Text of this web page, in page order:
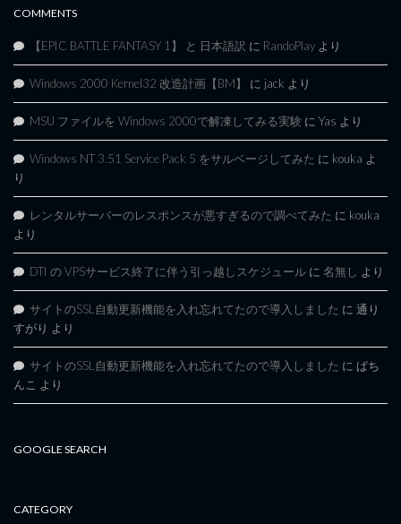
COMMENTS
【EPIC BATTLE FANTASY 1】 と 日本語訳 に RandoPlay より
Windows 2000 Kernel32 改造計画【BM】 に jack より
MSU ファイルを Windows 2000で解凍してみる実験 に Yas より
Windows NT 3.51 Service Pack 5 をサルベージしてみた に kouka よ
り
レンタルサーバーのレスポンスが悪すぎるので調べてみた に kouka
より
DTI の VPSサービス終了に伴う引っ越しスケジュール に 名無し より
サイトのSSL自動更新機能を入れ忘れてたので導入しました に 通り
すがり より
サイトのSSL自動更新機能を入れ忘れてたので導入しました に ぱち
んこ より
GOOGLE SEARCH
CATEGORY